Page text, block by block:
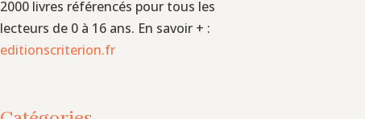
2000 livres référencés pour tous les
lecteurs de 0 à 16 ans. En savoir + :
editionscriterion.fr